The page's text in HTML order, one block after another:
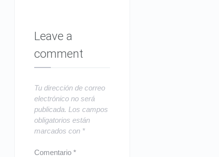
Leave a
comment
Tu dirección de correo
electrónico no será
publicada. Los campos
obligatorios están
marcados con *
Comentario*